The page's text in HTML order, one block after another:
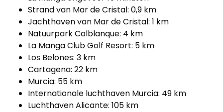
Strand van Mar de Cristal: 0,9 km
Jachthaven van Mar de Cristal: 1 km
Natuurpark Calblanque: 4 km
La Manga Club Golf Resort: 5 km
Los Belones: 3 km
Cartagena: 22 km
Murcia: 55 km
Internationale luchthaven Murcia: 49 km
Luchthaven Alicante: 105 km